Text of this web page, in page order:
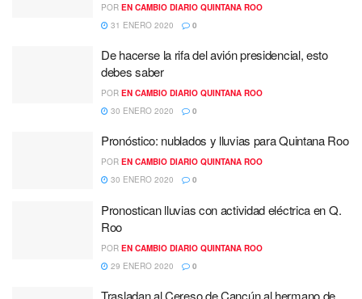
POR EN CAMBIO DIARIO QUINTANA ROO
31 ENERO 2020
0
De hacerse la rifa del avión presidencial, esto
debes saber
POR EN CAMBIO DIARIO QUINTANA ROO
30 ENERO 2020
0
Pronóstico: nublados y lluvias para Quintana Roo
POR EN CAMBIO DIARIO QUINTANA ROO
30 ENERO 2020
0
Pronostican lluvias con actividad eléctrica en Q.
Roo
POR EN CAMBIO DIARIO QUINTANA ROO
29 ENERO 2020
0
Trasladan al Cereso de Cancún al hermano de